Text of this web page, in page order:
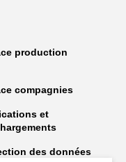
production
compagnies
et
des données